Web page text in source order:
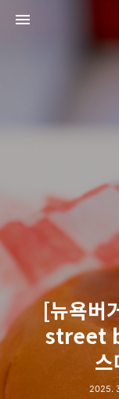
[뉴욕버
street
2025.